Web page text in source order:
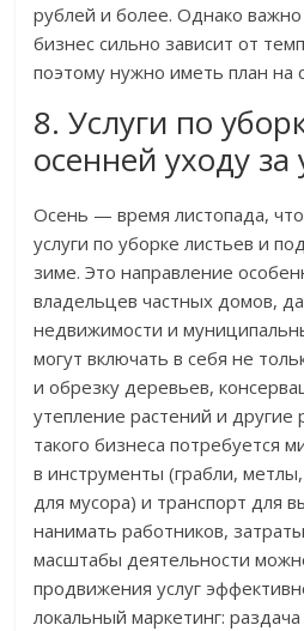
рублей и более. Однако
бизнес сильно зависит от
поэтому нужно иметь план на
8. Услуги по
осенней уходу за
Осень — время листопада,
услуги по уборке листьев и
зиме. Это направление
владельцев частных домов,
недвижимости и
могут включать в себя не
и обрезку деревьев,
утепление растений и другие
такого бизнеса потребуется
в инструменты (грабли,
для мусора) и транспорт для
нанимать работников,
масштабы деятельности
продвижения услуг
локальный маркетинг: